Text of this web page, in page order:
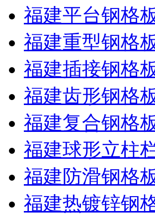
福建平台钢格
福建重型钢格
福建插接钢格
福建齿形钢格
福建复合钢格
福建球形立柱
福建防滑钢格
福建热镀锌钢